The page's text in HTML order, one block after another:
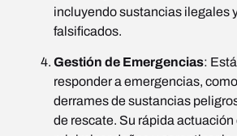
incluyendo sustancias ilegales
falsificados.
Gestión de Emergencias:
responder a emergencias,
derrames de sustancias
de rescate. Su rápida actuación